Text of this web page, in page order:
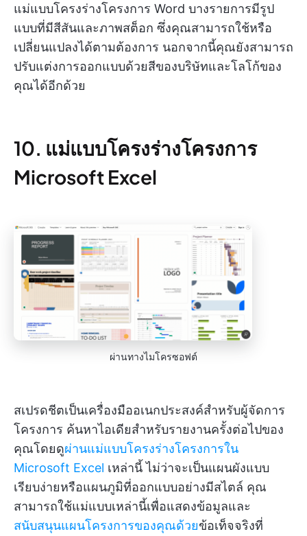
แม่แบบโครงร่างโครงการ Word บางรายการมีรูป
แบบที่มีสีสันและภาพสต็อก ซึ่งคุณสามารถใช้หรือ
เปลี่ยนแปลงได้ตามต้องการ นอกจากนี้คุณยังสามารถ
ปรับแต่งการออกแบบด้วยสีของบริษัทและโลโก้ของ
คุณได้อีกด้วย
10. แม่แบบโครงร่างโครงการ
Microsoft Excel
ผ่านทางไมโครซอฟต์
สเปรดชีตเป็นเครื่องมืออเนกประสงค์สำหรับผู้จัดการ
โครงการ ค้นหาไอเดียสำหรับรายงานครั้งต่อไปของ
คุณโดยดูผ่านแม่แบบโครงร่างโครงการใน
Microsoft Excel เหล่านี้ ไม่ว่าจะเป็นแผนผังแบบ
เรียบง่ายหรือแผนภูมิที่ออกแบบอย่างมีสไตล์ คุณ
สามารถใช้แม่แบบเหล่านี้เพื่อแสดงข้อมูลและ
สนับสนุนแผนโครงการของคุณด้วยข้อเท็จจริงที่